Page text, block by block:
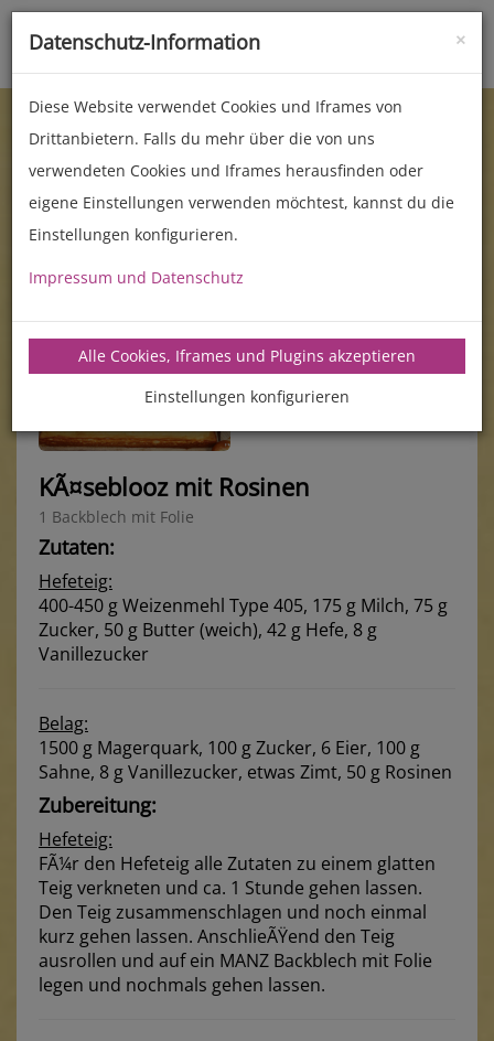
Toggle
KÃ¤seblooz mit Rosinen
1 Backblech mit Folie
Zutaten:
Hefeteig:
400-450 g Weizenmehl Type 405, 175 g Milch, 75 g
Zucker, 50 g Butter (weich), 42 g Hefe, 8 g
Vanillezucker
Belag:
1500 g Magerquark, 100 g Zucker, 6 Eier, 100 g
Sahne, 8 g Vanillezucker, etwas Zimt, 50 g Rosinen
Zubereitung:
Hefeteig:
FÃ¼r den Hefeteig alle Zutaten zu einem glatten
Teig verkneten und ca. 1 Stunde gehen lassen.
Den Teig zusammenschlagen und noch einmal
kurz gehen lassen. AnschlieÃŸend den Teig
ausrollen und auf ein MANZ Backblech mit Folie
legen und nochmals gehen lassen.
×
Datenschutz-Information
Diese Website verwendet Cookies und Iframes von
Drittanbietern. Falls du mehr über die von uns
verwendeten Cookies und Iframes herausfinden oder
eigene Einstellungen verwenden möchtest, kannst du die
Einstellungen konfigurieren.
Impressum und Datenschutz
Alle Cookies, Iframes und Plugins akzeptieren
Einstellungen konfigurieren